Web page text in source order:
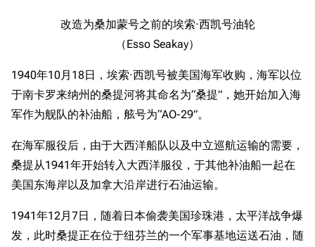
改造为桑加蒙号之前的埃索·西凯号油轮
（Esso Seakay）
1940年10月18日，埃索·西凯号被美国海军收购，海军以位
于南卡罗来纳州的桑提河将其命名为“桑提”，她开始加入海
军作为舰队的补油船，舷号为“AO-29”。
在海军服役后，由于大西洋船队以及中立巡航运输的需要，
桑提从1941年开始转入大西洋服役，于其他补油船一起在
美国东海岸以及加拿大沿岸进行石油运输。
1941年12月7日，随着日本偷袭美国珍珠港，太平洋战争爆
发，此时桑提正在位于纽芬兰的一个军事基地运送石油，随